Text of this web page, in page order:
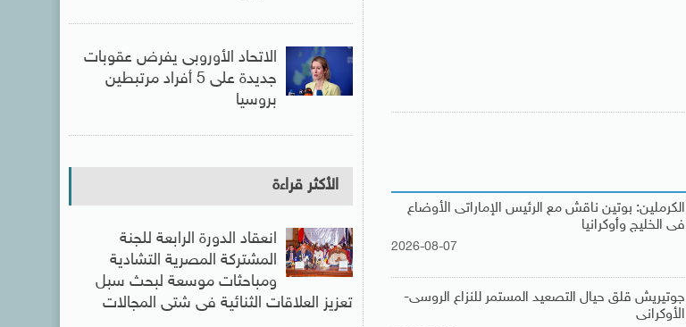
الكرملين: بوتين ناقش مع الرئيس الإماراتى الأوضاع
فى الخليج وأوكرانيا
2026-08-07
جوتيريش قلق حيال التصعيد المستمر للنزاع الروسى-
الأوكرانى
الاتحاد الأوروبى يفرض عقوبات
جديدة على 5 أفراد مرتبطين
بروسيا
الأكثر قراءة
انعقاد الدورة الرابعة للجنة
المشتركة المصرية التشادية
ومباحثات موسعة لبحث سبل
تعزيز العلاقات الثنائية فى شتى المجالات